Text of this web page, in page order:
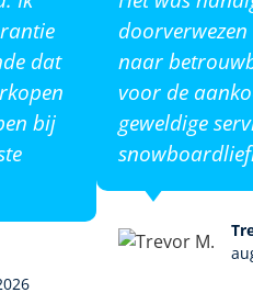
dat
bij
naar
voor de
geweldige